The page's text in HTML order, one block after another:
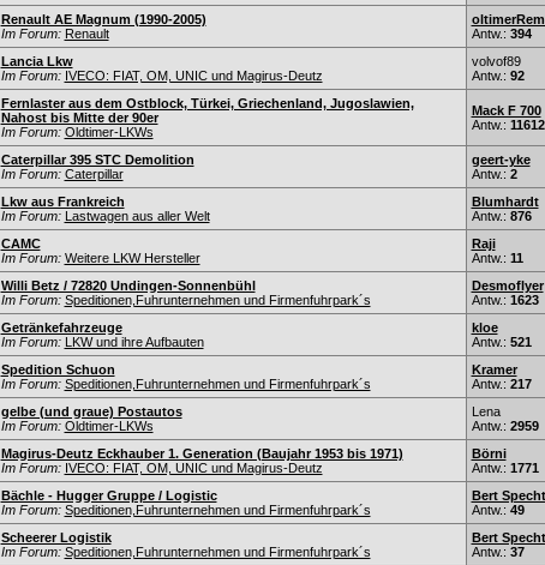
Renault AE Magnum (1990-2005)
Im Forum: Renault
Antw.: 394
Lancia Lkw
Im Forum: IVECO: FIAT, OM, UNIC und Magirus-Deutz
volvof89
Antw.: 92
Fernlaster aus dem Ostblock, Türkei, Griechenland, Jugoslawien,
Nahost bis Mitte der 90er
Im Forum: Oldtimer-LKWs
Mack F 700
Antw.: 11612
Caterpillar 395 STC Demolition
Im Forum: Caterpillar
geert-yke
Antw.: 2
Lkw aus Frankreich
Im Forum: Lastwagen aus aller Welt
Blumhardt
Antw.: 876
CAMC
Im Forum: Weitere LKW Hersteller
Raji
Antw.: 11
Willi Betz / 72820 Undingen-Sonnenbühl
Im Forum: Speditionen,Fuhrunternehmen und Firmenfuhrpark´s
Desmoflyer
Antw.: 1623
Getränkefahrzeuge
Im Forum: LKW und ihre Aufbauten
kloe
Antw.: 521
Spedition Schuon
Im Forum: Speditionen,Fuhrunternehmen und Firmenfuhrpark´s
Kramer
Antw.: 217
gelbe (und graue) Postautos
Im Forum: Oldtimer-LKWs
Lena
Antw.: 2959
Magirus-Deutz Eckhauber 1. Generation (Baujahr 1953 bis 1971)
Im Forum: IVECO: FIAT, OM, UNIC und Magirus-Deutz
Börni
Antw.: 1771
Bächle - Hugger Gruppe / Logistic
Im Forum: Speditionen,Fuhrunternehmen und Firmenfuhrpark´s
Bert Specht
Antw.: 49
Scheerer Logistik
Im Forum: Speditionen,Fuhrunternehmen und Firmenfuhrpark´s
Bert Specht
Antw.: 37